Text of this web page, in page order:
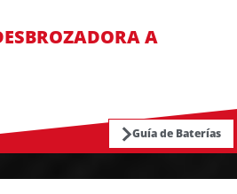
A
Guía de Baterías